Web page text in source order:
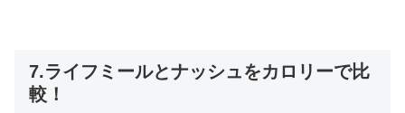
7.ライフミールとナッシュをカロリーで比
較！